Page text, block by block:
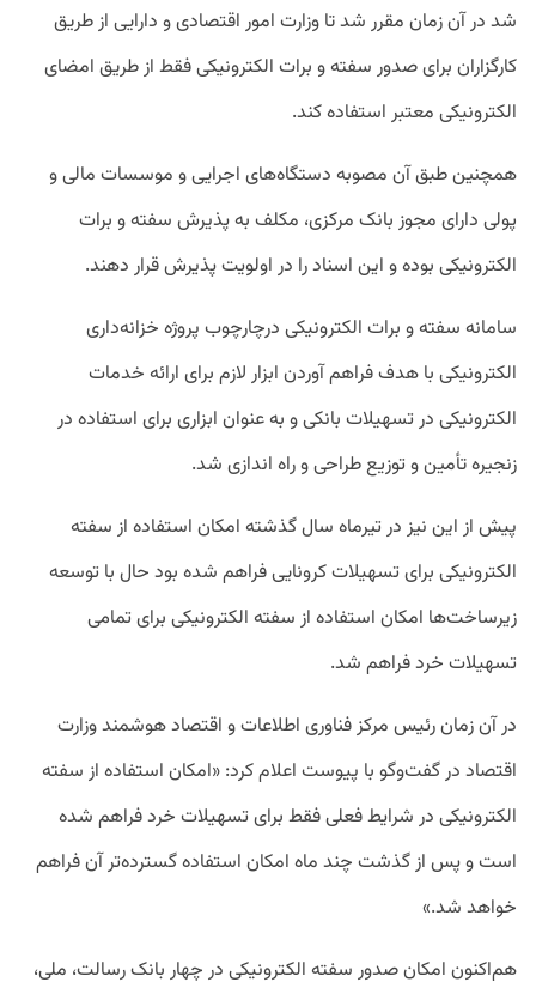
شد در آن زمان مقرر شد تا وزارت امور اقتصادی و دارایی از طریق
کارگزاران برای صدور سفته و برات الکترونیکی فقط از طریق امضای
الکترونیکی معتبر استفاده کند.
همچنین طبق آن مصوبه دستگاه‌های اجرایی و موسسات مالی و
پولی دارای مجوز بانک مرکزی، مکلف به پذیرش سفته و برات
الکترونیکی بوده و این اسناد را در اولویت پذیرش قرار دهند.
سامانه سفته و برات الکترونیکی درچارچوب پروژه خزانه‌داری
الکترونیکی با هدف فراهم آوردن ابزار لازم برای ارائه خدمات
الکترونیکی در تسهیلات بانکی و به عنوان ابزاری برای استفاده در
زنجیره تأمین و توزیع طراحی و راه اندازی شد.
پیش از این نیز در تیرماه سال گذشته امکان استفاده از سفته
الکترونیکی برای تسهیلات کرونایی فراهم شده بود حال با توسعه
زیرساخت‌ها امکان استفاده از سفته الکترونیکی برای تمامی
تسهیلات خرد فراهم شد.
در آن زمان رئیس مرکز فناوری اطلاعات و اقتصاد هوشمند وزارت
اقتصاد در گفت‌وگو با پیوست اعلام کرد: «امکان استفاده از سفته
الکترونیکی در شرایط فعلی فقط برای تسهیلات خرد فراهم شده
است و پس از گذشت چند ماه امکان استفاده گسترده‌تر آن فراهم
خواهد شد.»
هم‌اکنون امکان صدور سفته الکترونیکی در چهار بانک رسالت، ملی،